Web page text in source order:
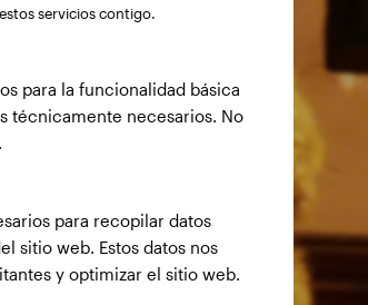
servicios contigo.
para la funcionalidad básica
técnicamente necesarios. No
para recopilar datos
sitio web. Estos datos nos
y optimizar el sitio web.